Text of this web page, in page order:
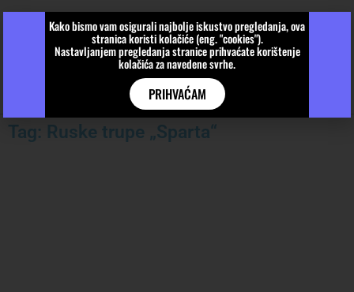
Tag: Ruske trupe „Sparta“
Kako bismo vam osigurali najbolje iskustvo pregledanja, ova
stranica koristi kolačiće (eng. "cookies").
Nastavljanjem pregledanja stranice prihvaćate korištenje
kolačića za navedene svrhe.
PRIHVAĆAM